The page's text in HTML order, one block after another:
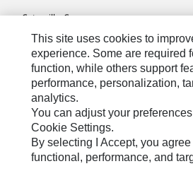
Caterpillar.com
Caterpillar Müşteri Hizmetleri Ve Iletişim
Site Haritası
Cookie Settings
Yasal
Gizlilik
This site uses cookies to
experience. Some are required
function, while others support
performance, personalization,
analytics.
You can adjust your
Cookie Settings.
By selecting I Accept, you
functional, performance, and